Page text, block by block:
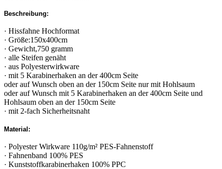
Beschreibung:
· Hissfahne Hochformat
· Größe:150x400cm
· Gewicht,750 gramm
· alle Steifen genäht
· aus Polyesterwirkware
· mit 5 Karabinerhaken an der 400cm Seite
oder auf Wunsch oben an der 150cm Seite nur mit Hohlsaum
oder auf Wunsch mit 5 Karabinerhaken an der 400cm Seite und
Hohlsaum oben an der 150cm Seite
· mit 2-fach Sicherheitsnaht
Material:
· Polyester Wirkware 110g/m² PES-Fahnenstoff
· Fahnenband 100% PES
· Kunststoffkarabinerhaken 100% PPC